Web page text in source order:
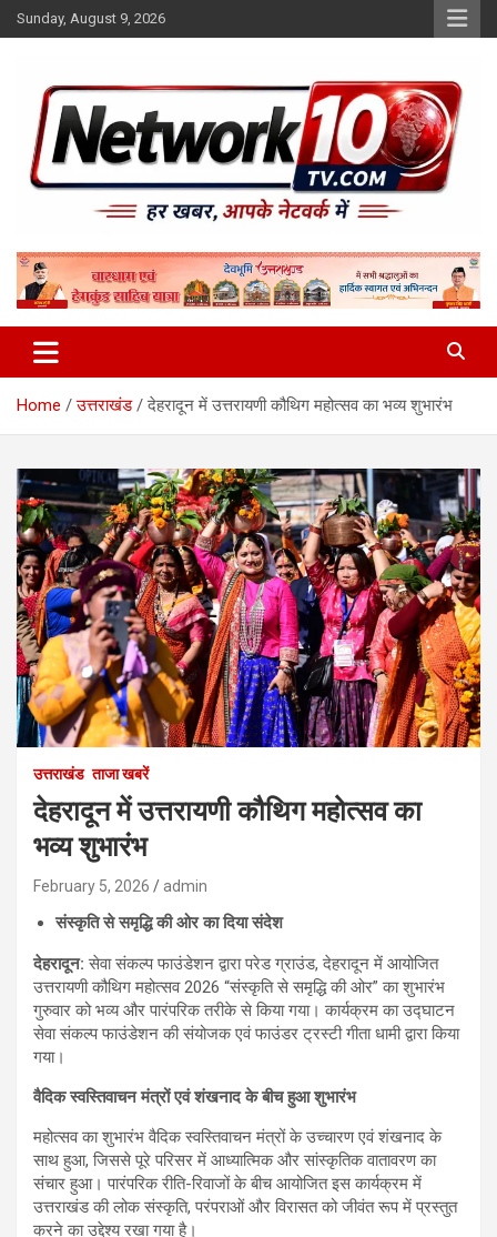
Skip
to
Sunday, August 9, 2026
Network10tv
Home उत्तराखंड देहरादून में उत्तरायणी कौथिग महोत्सव का भव्य शुभारंभ
उत्तराखंड ताजा खबरें
देहरादून में उत्तरायणी कौथिग महोत्सव का
भव्य शुभारंभ
February 5, 2026 admin
संस्कृति से समृद्धि की ओर का दिया संदेश
देहरादून: सेवा संकल्प फाउंडेशन द्वारा परेड ग्राउंड, देहरादून में आयोजित
उत्तरायणी कौथिग महोत्सव 2026 “संस्कृति से समृद्धि की ओर” का शुभारंभ
गुरुवार को भव्य और पारंपरिक तरीके से किया गया। कार्यक्रम का उद्घाटन
सेवा संकल्प फाउंडेशन की संयोजक एवं फाउंडर ट्रस्टी गीता धामी द्वारा किया
गया।
वैदिक स्वस्तिवाचन मंत्रों एवं शंखनाद के बीच हुआ शुभारंभ
महोत्सव का शुभारंभ वैदिक स्वस्तिवाचन मंत्रों के उच्चारण एवं शंखनाद के
साथ हुआ, जिससे पूरे परिसर में आध्यात्मिक और सांस्कृतिक वातावरण का
संचार हुआ। पारंपरिक रीति-रिवाजों के बीच आयोजित इस कार्यक्रम में
उत्तराखंड की लोक संस्कृति, परंपराओं और विरासत को जीवंत रूप में प्रस्तुत
करने का उद्देश्य रखा गया है।